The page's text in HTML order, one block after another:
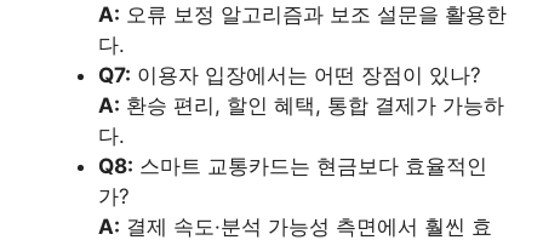
A: 오류 보정 알고리즘과 보조 설문을 활용한
다.
Q7: 이용자 입장에서는 어떤 장점이 있나?
A: 환승 편리, 할인 혜택, 통합 결제가 가능하
다.
Q8: 스마트 교통카드는 현금보다 효율적인
가?
A: 결제 속도·분석 가능성 측면에서 훨씬 효